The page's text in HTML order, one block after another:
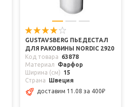
GUSTAVSBERG ПЬЕДЕСТАЛ
ДЛЯ РАКОВИНЫ NORDIC 2920
Код товара
63878
Материал
Фарфор
Ширина (см)
15
Страна
Швеция
доставим 11.08 за 400₽